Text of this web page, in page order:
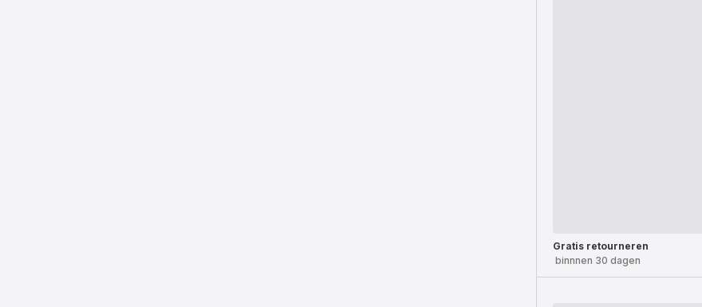
Gratis retourneren
binnnen 30 dagen